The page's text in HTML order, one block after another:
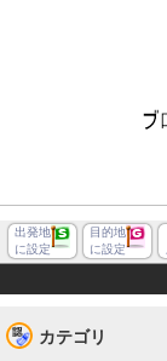
出発地
に設定
目的地
に設定
カテゴリ